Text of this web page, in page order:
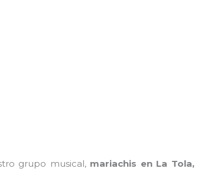
grupo musical, mariachis en La Tola,